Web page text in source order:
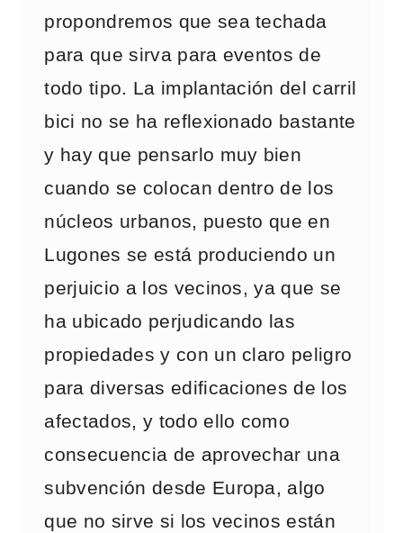
propondremos que sea techada
para que sirva para eventos de
todo tipo. La implantación del carril
bici no se ha reflexionado bastante
y hay que pensarlo muy bien
cuando se colocan dentro de los
núcleos urbanos, puesto que en
Lugones se está produciendo un
perjuicio a los vecinos, ya que se
ha ubicado perjudicando las
propiedades y con un claro peligro
para diversas edificaciones de los
afectados, y todo ello como
consecuencia de aprovechar una
subvención desde Europa, algo
que no sirve si los vecinos están